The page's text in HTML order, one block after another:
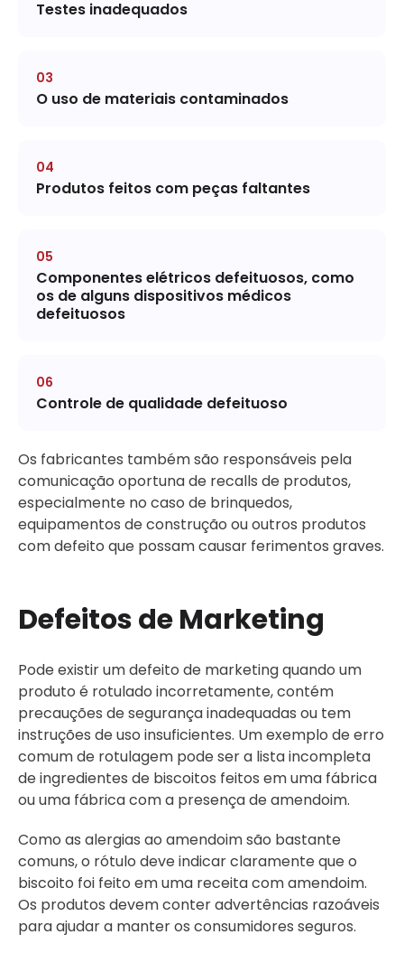
Testes inadequados
O uso de materiais contaminados
Produtos feitos com peças faltantes
Componentes elétricos defeituosos, como
os de alguns dispositivos médicos
defeituosos
Controle de qualidade defeituoso
Os fabricantes também são responsáveis pela
comunicação oportuna de recalls de produtos,
especialmente no caso de brinquedos,
equipamentos de construção ou outros produtos
com defeito que possam causar ferimentos graves.
Defeitos de Marketing
Pode existir um defeito de marketing quando um
produto é rotulado incorretamente, contém
precauções de segurança inadequadas ou tem
instruções de uso insuficientes. Um exemplo de erro
comum de rotulagem pode ser a lista incompleta
de ingredientes de biscoitos feitos em uma fábrica
ou uma fábrica com a presença de amendoim.
Como as alergias ao amendoim são bastante
comuns, o rótulo deve indicar claramente que o
biscoito foi feito em uma receita com amendoim.
Os produtos devem conter advertências razoáveis
para ajudar a manter os consumidores seguros.